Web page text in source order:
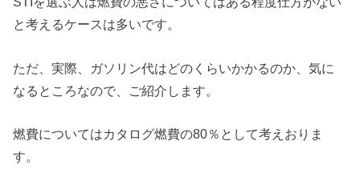
と考えるケースは多いです。
ただ、実際、ガソリン代はどのくらいかかるのか、気に
なるところなので、ご紹介します。
燃費についてはカタログ燃費の80％として考えおりま
す。